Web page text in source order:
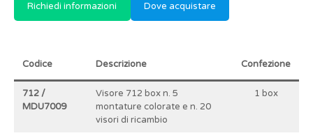
Richiedi informazioni Dove acquistare
Codice Descrizione Confezione
712 /
MDU7009
Visore 712 box n. 5
montature colorate e n. 20
visori di ricambio
1 box